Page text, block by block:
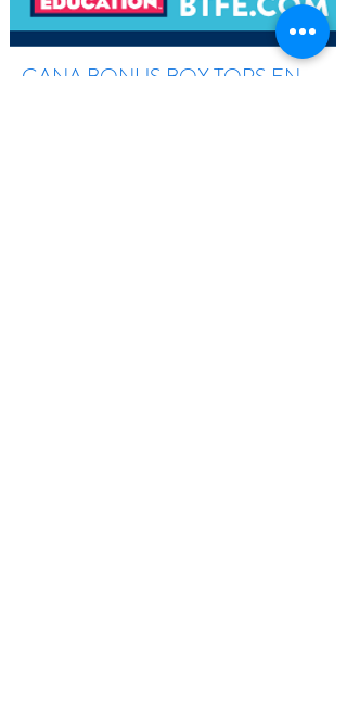
GANA BONUS BOX TOPS EN